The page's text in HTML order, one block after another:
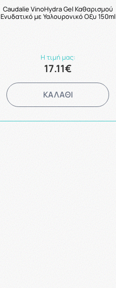
Caudalie VinoHydra Gel Καθαρισμού
Ενυδατικό με Υαλουρονικό Οξυ 150ml
Η τιμή μας:
17.11€
ΚΑΛΑΘΙ